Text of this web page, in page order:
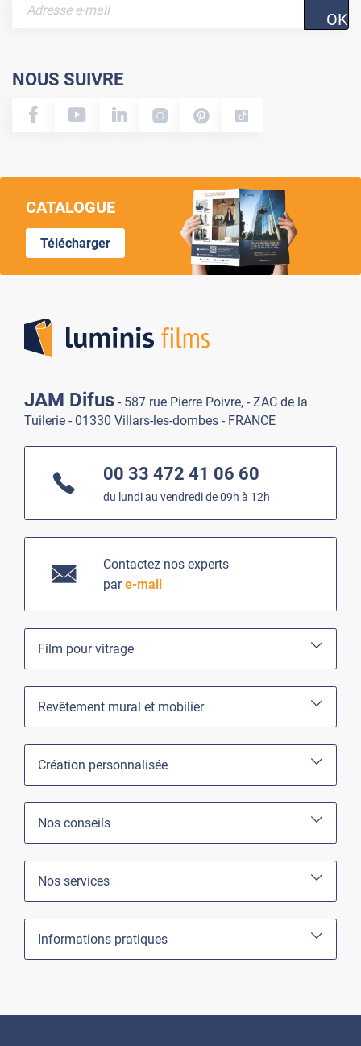
OK
NOUS SUIVRE
CATALOGUE
Télécharger
JAM Difus - 587 rue Pierre Poivre, - ZAC de la
Tuilerie - 01330 Villars-les-dombes - FRANCE
00 33 472 41 06 60
du lundi au vendredi de 09h à 12h
Contactez nos experts
pare-mail
Film pour vitrage
Revêtement mural et mobilier
Création personnalisée
Nos conseils
Nos services
Informations pratiques